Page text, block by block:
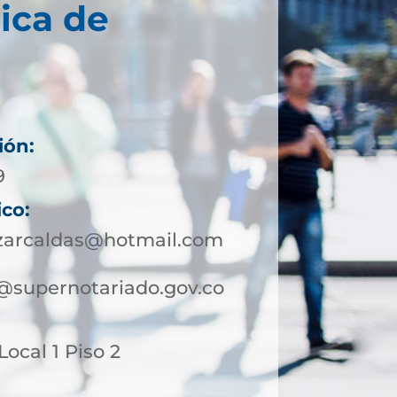
de
1 Piso 2